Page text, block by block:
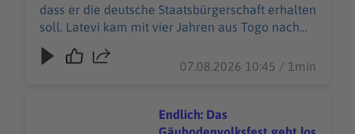
seiner Schwester.
Inzwischen betreibt er seit
mehr als acht Jahren ein
Schweinfurt, bietet
organisiert Caterings. Seine
Ehefrau erwartet gerade ihr
dass er die deutsche Staatsbürgerschaft erhalten
soll. Latevi kam mit vier Jahren aus Togo nach
Deutschland, zusammen mit seiner Mutter und
seiner Schwester. Inzwischen betreibt er seit
Caterings. Seine Ehefrau erwartet gerade ihr
drittes Kind - die Familie sehnt sich jetzt
07.08.2026 10:45 / 1min
Endlich: Das